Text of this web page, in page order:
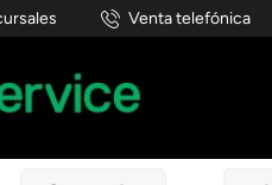
Venta telefónica